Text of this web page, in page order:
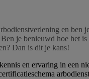
en ben
je benieuwd hoe het is
Dan is dit je kans!
en ervaring in een